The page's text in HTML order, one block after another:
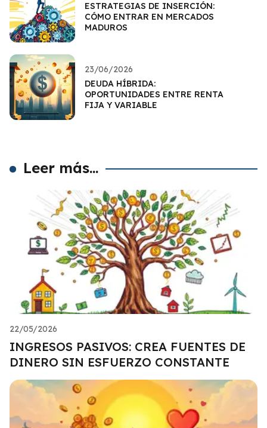
ESTRATEGIAS DE INSERCIÓN:
CÓMO ENTRAR EN MERCADOS
MADUROS
23/06/2026
DEUDA HÍBRIDA:
OPORTUNIDADES ENTRE RENTA
FIJA Y VARIABLE
Leer más...
22/05/2026
INGRESOS PASIVOS: CREA FUENTES DE
DINERO SIN ESFUERZO CONSTANTE